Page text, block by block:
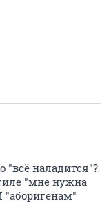
"всё наладится"?
"мне нужна
"аборигенам"